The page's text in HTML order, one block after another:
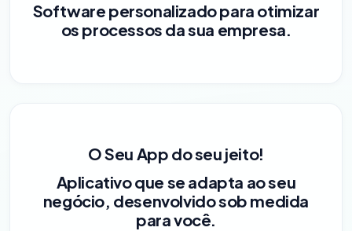
Software personalizado para otimizar
os processos da sua empresa.
O Seu App do seu jeito!
Aplicativo que se adapta ao seu
negócio, desenvolvido sob medida
para você.